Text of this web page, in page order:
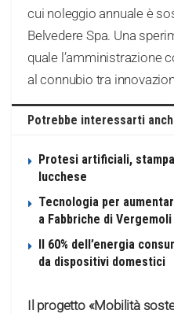
cui noleggio annuale è
Belvedere Spa. Una
quale l’amministrazione
al connubio tra
Potrebbe interessarti
Protesi artificiali,
lucchese
Tecnologia per
a Fabbriche di
Il 60% dell’energia
da dispositivi domestici
Il progetto «Mobilità